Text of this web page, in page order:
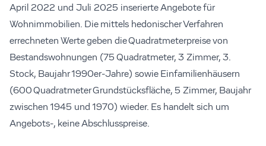
April 2022 und Juli 2025 inserierte Angebote für
Wohnimmobilien. Die mittels hedonischer Verfahren
errechneten Werte geben die Quadratmeterpreise von
Bestandswohnungen (75 Quadratmeter, 3 Zimmer, 3.
Stock, Baujahr 1990er-Jahre) sowie Einfamilienhäusern
(600 Quadratmeter Grundstücksfläche, 5 Zimmer, Baujahr
zwischen 1945 und 1970) wieder. Es handelt sich um
Angebots-, keine Abschlusspreise.